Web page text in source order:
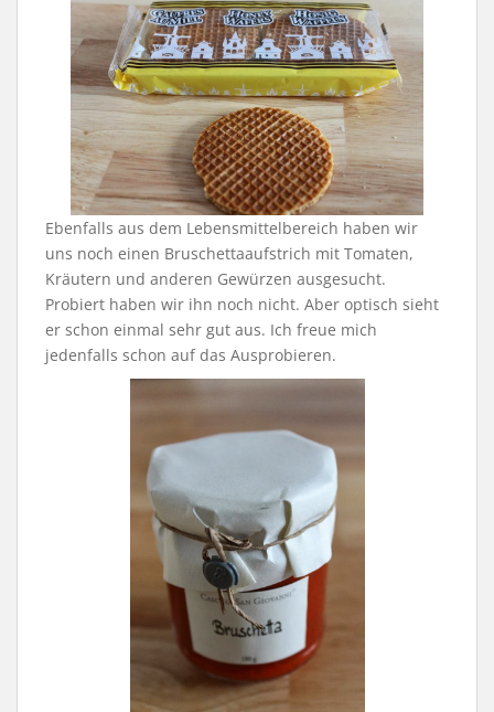
Ebenfalls aus dem Lebensmittelbereich haben wir
uns noch einen Bruschettaaufstrich mit Tomaten,
Kräutern und anderen Gewürzen ausgesucht.
Probiert haben wir ihn noch nicht. Aber optisch sieht
er schon einmal sehr gut aus. Ich freue mich
jedenfalls schon auf das Ausprobieren.